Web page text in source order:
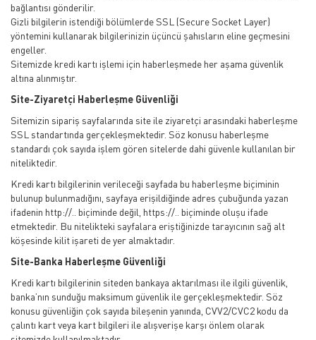
bağlantısı gönderilir.
Gizli bilgilerin istendiği bölümlerde SSL (Secure Socket Layer)
yöntemini kullanarak bilgilerinizin üçüncü şahısların eline geçmesini
engeller.
Sitemizde kredi kartı işlemi için haberleşmede her aşama güvenlik
altına alınmıştır.
Site-Ziyaretçi Haberleşme Güvenliği
Sitemizin sipariş sayfalarında site ile ziyaretçi arasındaki haberleşme
SSL standartında gerçekleşmektedir. Söz konusu haberleşme
standardı çok sayıda işlem gören sitelerde dahi güvenle kullanılan bir
niteliktedir.
Kredi kartı bilgilerinin verileceği sayfada bu haberleşme biçiminin
bulunup bulunmadığını, sayfaya erişildiğinde adres çubuğunda yazan
ifadenin http://.. biçiminde değil, https://.. biçiminde oluşu ifade
etmektedir. Bu nitelikteki sayfalara eriştiğinizde tarayıcının sağ alt
köşesinde kilit işareti de yer almaktadır.
Site-Banka Haberleşme Güvenliği
Kredi kartı bilgilerinin siteden bankaya aktarılması ile ilgili güvenlik,
banka’nın sunduğu maksimum güvenlik ile gerçekleşmektedir. Söz
konusu güvenliğin çok sayıda bileşenin yanında, CVV2/CVC2 kodu da
çalıntı kart veya kart bilgileri ile alışverişe karşı önlem olarak